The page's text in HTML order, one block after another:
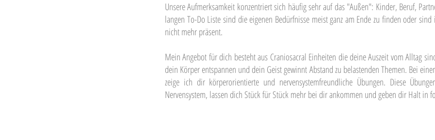
Unsere Aufmerksamkeit konzentriert sich häufig sehr auf das "Außen": Kinder, Beruf,
langen To-Do Liste sind die eigenen Bedürfnisse meist ganz am Ende zu finden oder
nicht mehr präsent.
Mein Angebot für dich besteht aus Craniosacral Einheiten die deine Auszeit vom Alltag
dein Körper entspannen und dein Geist gewinnt Abstand zu belastenden Themen. Bei
zeige ich dir körperorientierte und nervensystemfreundliche Übungen. Diese
Nervensystem, lassen dich Stück für Stück mehr bei dir ankommen und geben dir Halt in